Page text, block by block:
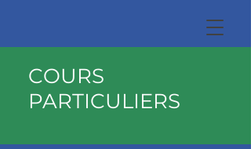
COURS
PARTICULIERS